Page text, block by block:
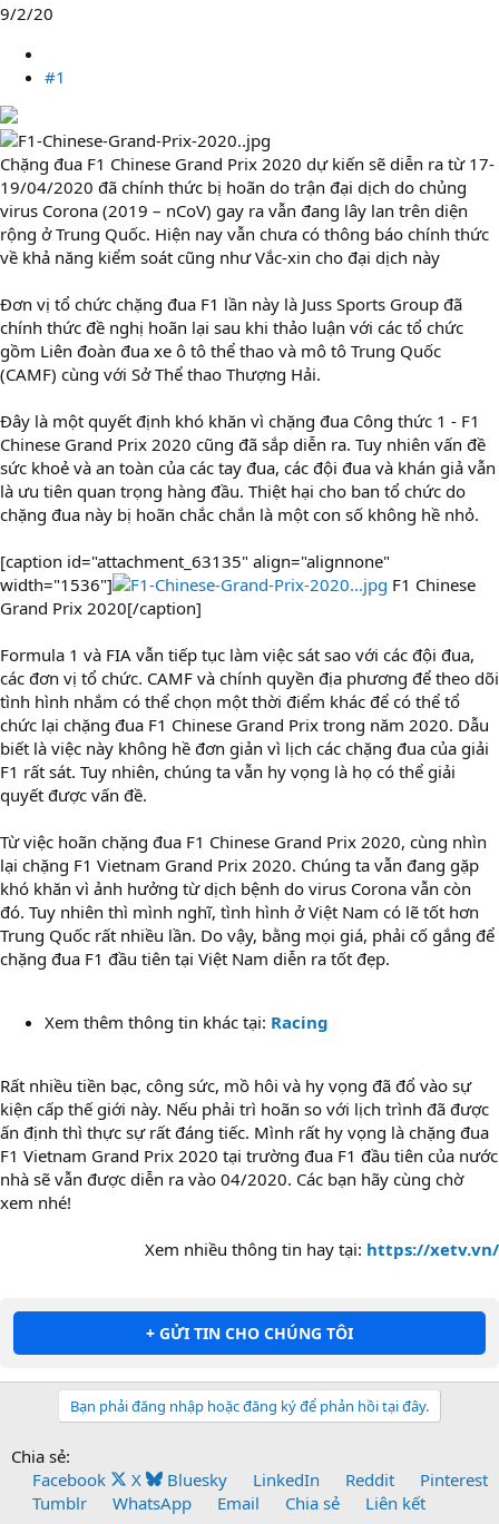
9/2/20
#1
Chặng đua F1 Chinese Grand Prix 2020 dự kiến sẽ diễn ra từ 17-
19/04/2020 đã chính thức bị hoãn do trận đại dịch do chủng
virus Corona (2019 – nCoV) gay ra vẫn đang lây lan trên diện
rộng ở Trung Quốc. Hiện nay vẫn chưa có thông báo chính thức
về khả năng kiểm soát cũng như Vắc-xin cho đại dịch này
Đơn vị tổ chức chặng đua F1 lần này là Juss Sports Group đã
chính thức đề nghị hoãn lại sau khi thảo luận với các tổ chức
gồm Liên đoàn đua xe ô tô thể thao và mô tô Trung Quốc
(CAMF) cùng với Sở Thể thao Thượng Hải.
Đây là một quyết định khó khăn vì chặng đua Công thức 1 - F1
Chinese Grand Prix 2020 cũng đã sắp diễn ra. Tuy nhiên vấn đề
sức khoẻ và an toàn của các tay đua, các đội đua và khán giả vẫn
là ưu tiên quan trọng hàng đầu. Thiệt hại cho ban tổ chức do
chặng đua này bị hoãn chắc chắn là một con số không hề nhỏ.
[caption id="attachment_63135" align="alignnone"
width="1536"]
F1 Chinese
Grand Prix 2020[/caption]
Formula 1 và FIA vẫn tiếp tục làm việc sát sao với các đội đua,
các đơn vị tổ chức. CAMF và chính quyền địa phương để theo dõi
tình hình nhắm có thể chọn một thời điểm khác để có thể tổ
chức lại chặng đua F1 Chinese Grand Prix trong năm 2020. Dẫu
biết là việc này không hề đơn giản vì lịch các chặng đua của giải
F1 rất sát. Tuy nhiên, chúng ta vẫn hy vọng là họ có thể giải
quyết được vấn đề.
Từ việc hoãn chặng đua F1 Chinese Grand Prix 2020, cùng nhìn
lại chặng F1 Vietnam Grand Prix 2020. Chúng ta vẫn đang gặp
khó khăn vì ảnh hưởng từ dịch bệnh do virus Corona vẫn còn
đó. Tuy nhiên thì mình nghĩ, tình hình ở Việt Nam có lẽ tốt hơn
Trung Quốc rất nhiều lần. Do vậy, bằng mọi giá, phải cố gắng để
chặng đua F1 đầu tiên tại Việt Nam diễn ra tốt đẹp.
Xem thêm thông tin khác tại: Racing
Rất nhiều tiền bạc, công sức, mồ hôi và hy vọng đã đổ vào sự
kiện cấp thế giới này. Nếu phải trì hoãn so với lịch trình đã được
ấn định thì thực sự rất đáng tiếc. Mình rất hy vọng là chặng đua
F1 Vietnam Grand Prix 2020 tại trường đua F1 đầu tiên của nước
nhà sẽ vẫn được diễn ra vào 04/2020. Các bạn hãy cùng chờ
xem nhé!
Xem nhiều thông tin hay tại: https://xetv.vn/
+ GỬI TIN CHO CHÚNG TÔI
Bạn phải đăng nhập hoặc đăng ký để phản hồi tại đây.
Chia sẻ:
Facebook
X Bluesky LinkedIn Reddit
Pinterest
Tumblr
WhatsApp Email Chia sẻ Liên kết